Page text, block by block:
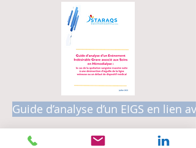
Guide d’analyse d’un EIGS en lien